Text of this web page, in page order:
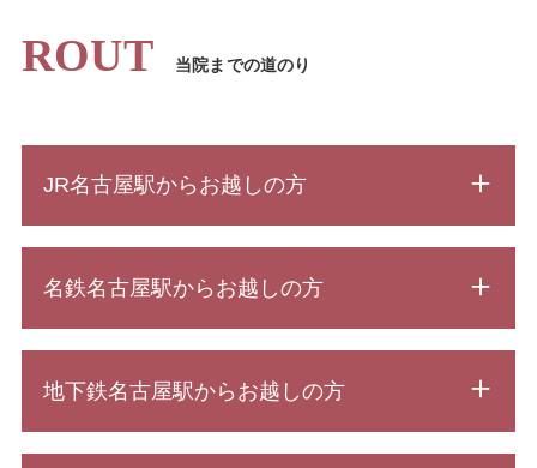
ROUT 当院までの道のり
JR名古屋駅からお越しの方
名鉄名古屋駅からお越しの方
地下鉄名古屋駅からお越しの方